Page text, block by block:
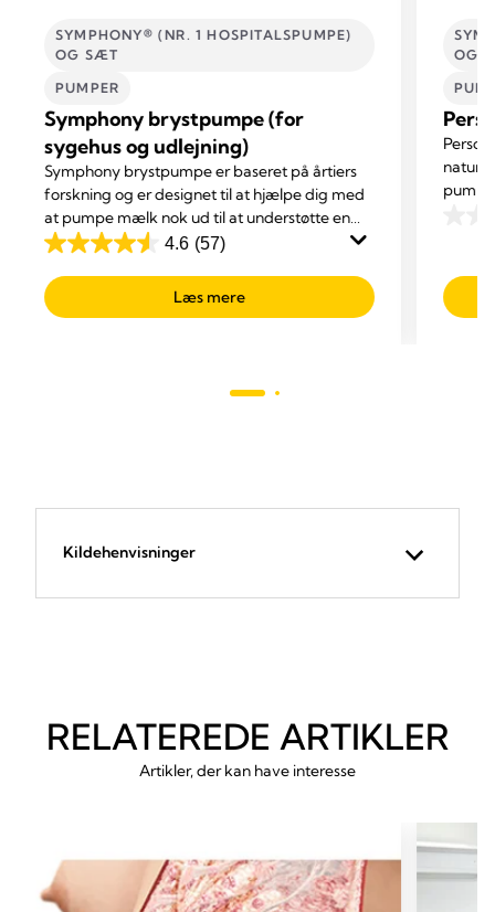
SYMPHONY® (NR. 1 HOSPITALSPUMPE)
OG SÆT
PUMPER
Symphony brystpumpe (for
sygehus og udlejning)
Symphony brystpumpe er baseret på årtiers
forskning og er designet til at hjælpe dig med
at pumpe mælk nok ud til at understøtte en
kost bestående af brystmælk til dit barn. Med
4.6 (57)
4.6
ud
af
Læs mere
OG
af
5
Kildehenvisninger
RELATEREDE ARTIKLER
Artikler, der kan have interesse